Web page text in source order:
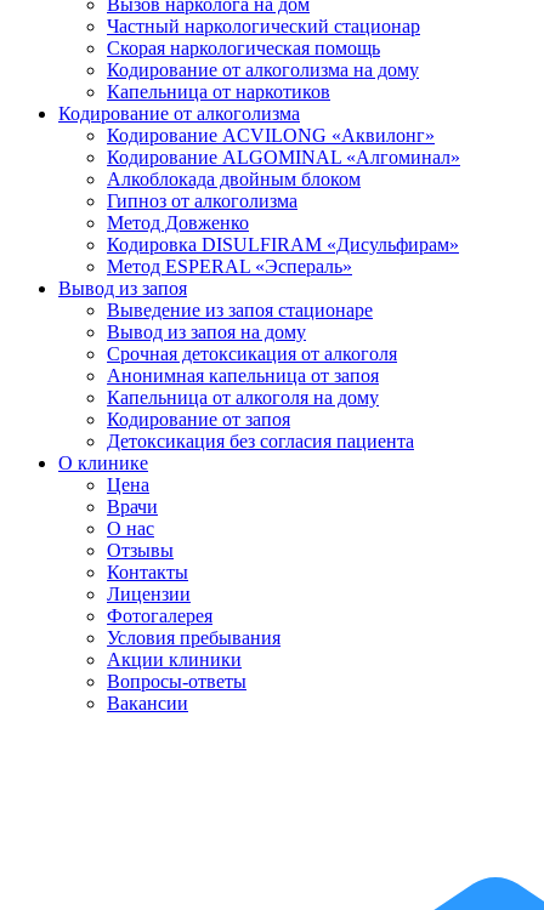
Вызов нарколога на дом
Частный наркологический стационар
Скорая наркологическая помощь
Кодирование от алкоголизма на дому
Капельница от наркотиков
Кодирование от алкоголизма
Кодирование ACVILONG «Аквилонг»
Кодирование ALGOMINAL «Алгоминал»
Алкоблокада двойным блоком
Гипноз от алкоголизма
Метод Довженко
Кодировка DISULFIRAM «Дисульфирам»
Метод ESPERAL «Эспераль»
Вывод из запоя
Выведение из запоя стационаре
Вывод из запоя на дому
Срочная детоксикация от алкоголя
Анонимная капельница от запоя
Капельница от алкоголя на дому
Кодирование от запоя
Детоксикация без согласия пациента
О клинике
Цена
Врачи
О нас
Отзывы
Контакты
Лицензии
Фотогалерея
Условия пребывания
Акции клиники
Вопросы-ответы
Вакансии